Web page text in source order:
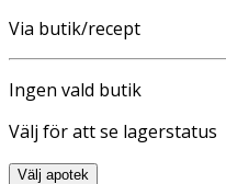
Via butik/recept
Ingen vald butik
Välj för att se lagerstatus
Välj apotek